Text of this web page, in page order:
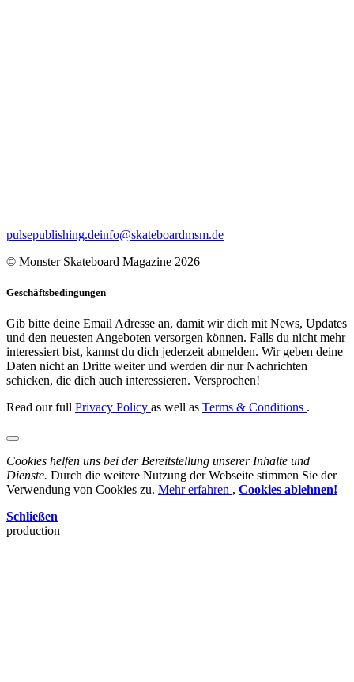
pulsepublishing.deinfo@skateboardmsm.de
© Monster Skateboard Magazine 2026
Geschäftsbedingungen
Gib bitte deine Email Adresse an, damit wir dich mit News, Updates
und den neuesten Angeboten versorgen können. Falls du nicht mehr
interessiert bist, kannst du dich jederzeit abmelden. Wir geben deine
Daten nicht an Dritte weiter und werden dir nur Nachrichten
schicken, die dich auch interessieren. Versprochen!
Read our full Privacy Policy as well as Terms & Conditions .
Cookies helfen uns bei der Bereitstellung unserer Inhalte und
Dienste. Durch die weitere Nutzung der Webseite stimmen Sie der
Verwendung von Cookies zu. Mehr erfahren , Cookies ablehnen!
Schließen
production